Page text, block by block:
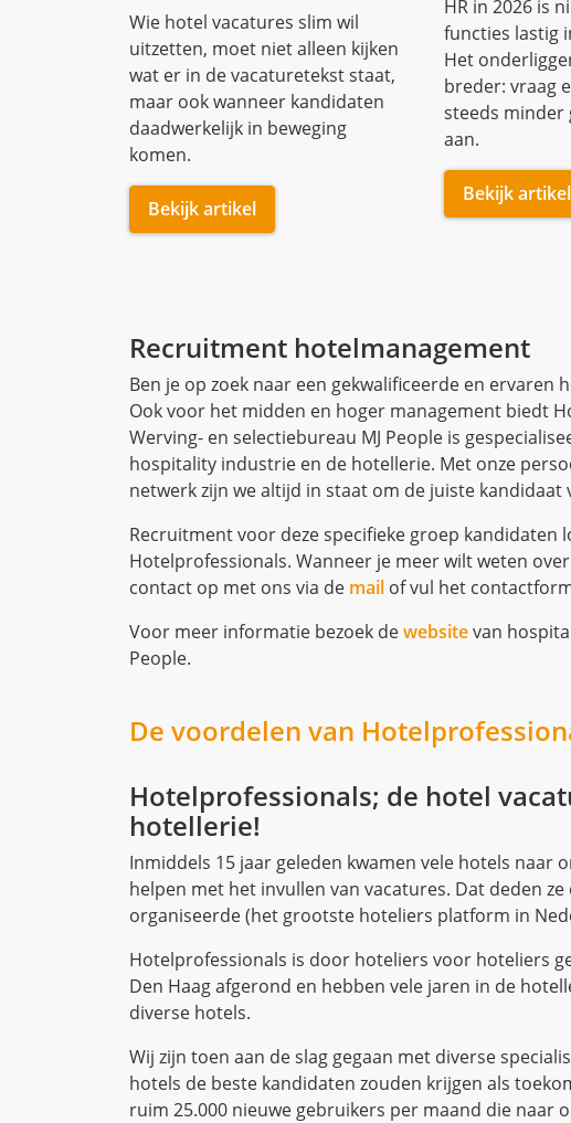
Bekijk artikel
Bekijk artikel
Recruitment hotelmanagement
Ben je op zoek naar een gekwalificeerde en ervaren
Ook voor het midden en hoger management biedt
Recruitment voor deze specifieke groep kandidaten
Hotelprofessionals. Wanneer je meer wilt weten
contact op met ons via demailof vul het
Voor meer informatie bezoek de
websitevan
People.
De voordelen van
Hotelprofessionals; de hotel
hotellerie!
organiseerde (het grootste hoteliers platform in
Hotelprofessionals is door hoteliers voor hoteliers
Den Haag afgerond en hebben vele jaren in de
diverse hotels.
Wij zijn toen aan de slag gegaan met diverse
hotels de beste kandidaten zouden krijgen als
ruim 25.000 nieuwe gebruikers per maand die naar
225.000 paginaweergaven per maand.
Er zijn ruim 600 hotels, door het hele land, die
Heb je een juiste match gevonden voor je vacature?
tips voor horecapersoneel aannemen .